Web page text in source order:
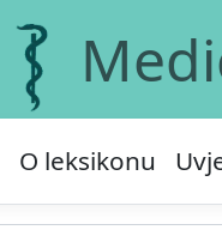
O leksikonu